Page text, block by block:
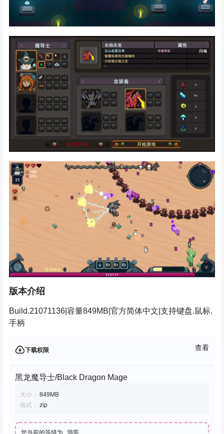
版本介绍
Build.21071136|容量849MB|官方简体中文|支持键盘.鼠标.
手柄
下载权限 查看
黑龙魔导士/Black Dragon Mage
大小： 849MB
格式： zip
您当前的等级为 游客